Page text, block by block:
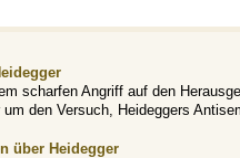
scharfen Angriff auf den
den Versuch, Heideggers
über Heidegger